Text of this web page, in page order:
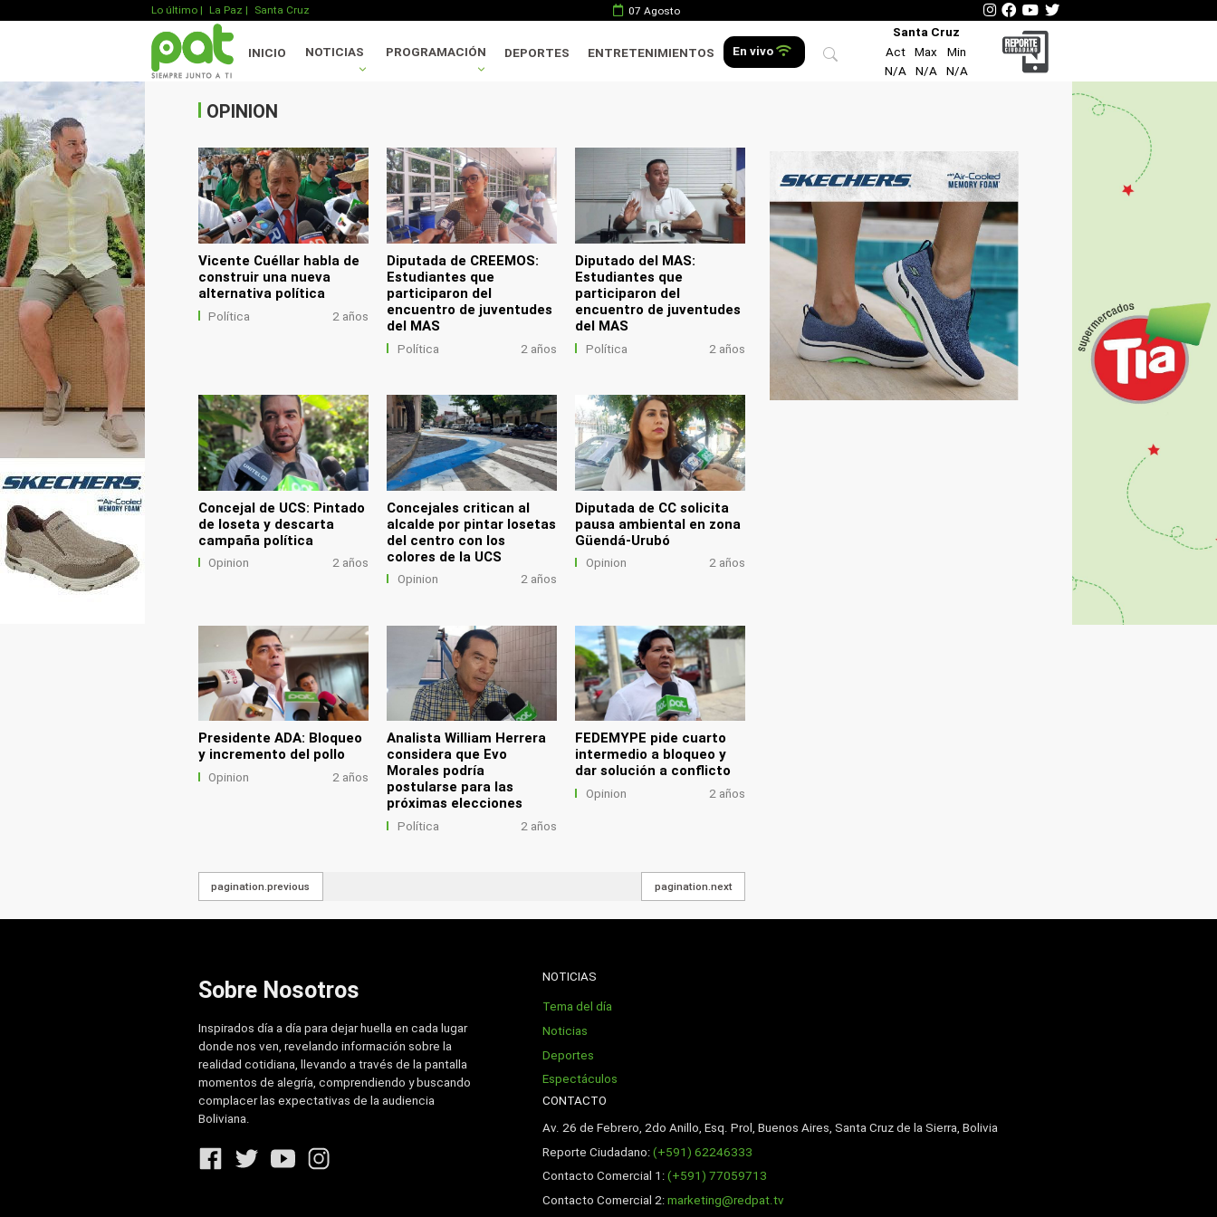
Lo último | La Paz | Santa Cruz 07 Agosto
INICIO NOTICIAS PROGRAMACIÓN DEPORTES ENTRETENIMIENTOS En vivo
Santa Cruz
Act
Max
Min
N/A
N/A N/A
OPINION
.
Vicente Cuéllar habla de
construir una nueva
alternativa política
Política 2 años
Diputada de CREEMOS:
Estudiantes que
participaron del
encuentro de juventudes
del MAS
Política 2 años
Diputado del MAS:
Estudiantes que
participaron del
encuentro de juventudes
del MAS
Política 2 años
Concejal de UCS: Pintado
de loseta y descarta
campaña política
Opinion 2 años
Concejales critican al
alcalde por pintar losetas
del centro con los
colores de la UCS
Opinion 2 años
Diputada de CC solicita
pausa ambiental en zona
Güendá-Urubó
Opinion 2 años
Presidente ADA: Bloqueo
y incremento del pollo
Opinion 2 años
Analista William Herrera
considera que Evo
Morales podría
postularse para las
próximas elecciones
Política 2 años
FEDEMYPE pide cuarto
intermedio a bloqueo y
dar solución a conflicto
Opinion 2 años
pagination.previous pagination.next
Sobre Nosotros
Inspirados día a día para dejar huella en cada lugar
donde nos ven, revelando información sobre la
realidad cotidiana, llevando a través de la pantalla
momentos de alegría, comprendiendo y buscando
complacer las expectativas de la audiencia
Boliviana.
NOTICIAS
Tema del día
Noticias
Deportes
Espectáculos
CONTACTO
Av. 26 de Febrero, 2do Anillo, Esq. Prol, Buenos Aires, Santa Cruz de la Sierra, Bolivia
Reporte Ciudadano:(+591) 62246333
Contacto Comercial 1:(+591) 77059713
Contacto Comercial 2:marketing@redpat.tv